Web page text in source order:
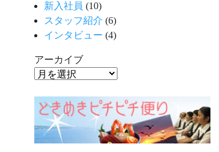
新入社員 (10)
スタッフ紹介 (6)
インタビュー (4)
アーカイブ